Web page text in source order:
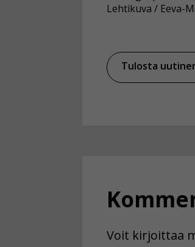
Lehtikuva / Eeva-
Tulosta
Voit kirjoittaa